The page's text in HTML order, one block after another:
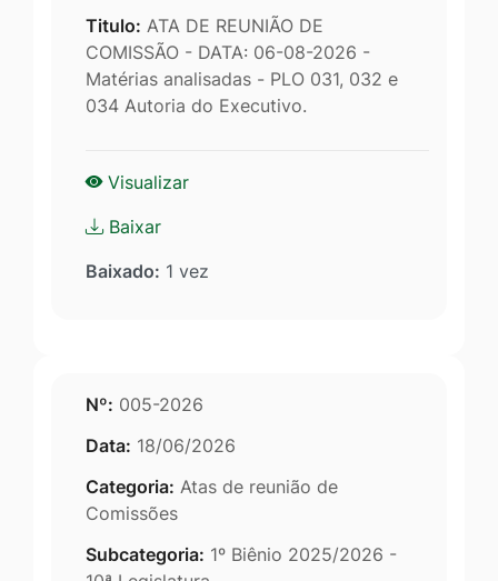
Titulo: ATA DE REUNIÃO DE
COMISSÃO - DATA: 06-08-2026 -
Matérias analisadas - PLO 031, 032 e
034 Autoria do Executivo.
Visualizar
Baixar
Baixado: 1 vez
Nº: 005-2026
Data: 18/06/2026
Categoria: Atas de reunião de
Comissões
Subcategoria: 1º Biênio 2025/2026 -